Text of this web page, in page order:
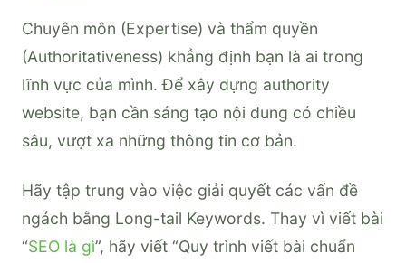
Chuyên môn (Expertise) và thẩm quyền
(Authoritativeness) khẳng định bạn là ai trong
lĩnh vực của mình. Để xây dựng authority
website, bạn cần sáng tạo nội dung có chiều
sâu, vượt xa những thông tin cơ bản.
Hãy tập trung vào việc giải quyết các vấn đề
ngách bằng Long-tail Keywords. Thay vì viết bài
“SEO là gì”, hãy viết “Quy trình viết bài chuẩn